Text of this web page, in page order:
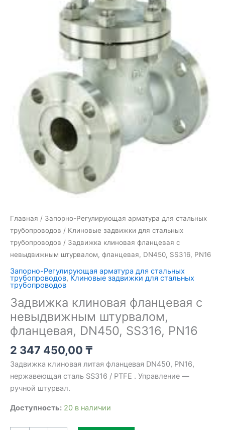
Главная / Запорно-Регулирующая арматура для стальных
трубопроводов / Клиновые задвижки для стальных
трубопроводов / Задвижка клиновая фланцевая с
невыдвижным штурвалом, фланцевая, DN450, SS316, PN16
Запорно-Регулирующая арматура для стальных
трубопроводов,Клиновые задвижки для стальных
трубопроводов
Задвижка клиновая фланцевая с
невыдвижным штурвалом,
фланцевая, DN450, SS316, PN16
2 347 450,00 ₸
Задвижка клиновая литая фланцевая DN450, PN16,
нержавеющая сталь SS316 / PTFE . Управление —
ручной штурвал.
Доступность: 20 в наличии